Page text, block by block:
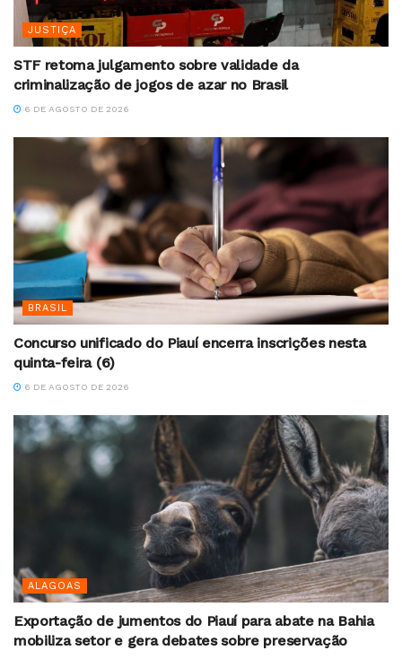
JUSTIÇA
STF retoma julgamento sobre validade da
criminalização de jogos de azar no Brasil
6 DE AGOSTO DE 2026
BRASIL
Concurso unificado do Piauí encerra inscrições nesta
quinta-feira (6)
6 DE AGOSTO DE 2026
ALAGOAS
Exportação de jumentos do Piauí para abate na Bahia
mobiliza setor e gera debates sobre preservação